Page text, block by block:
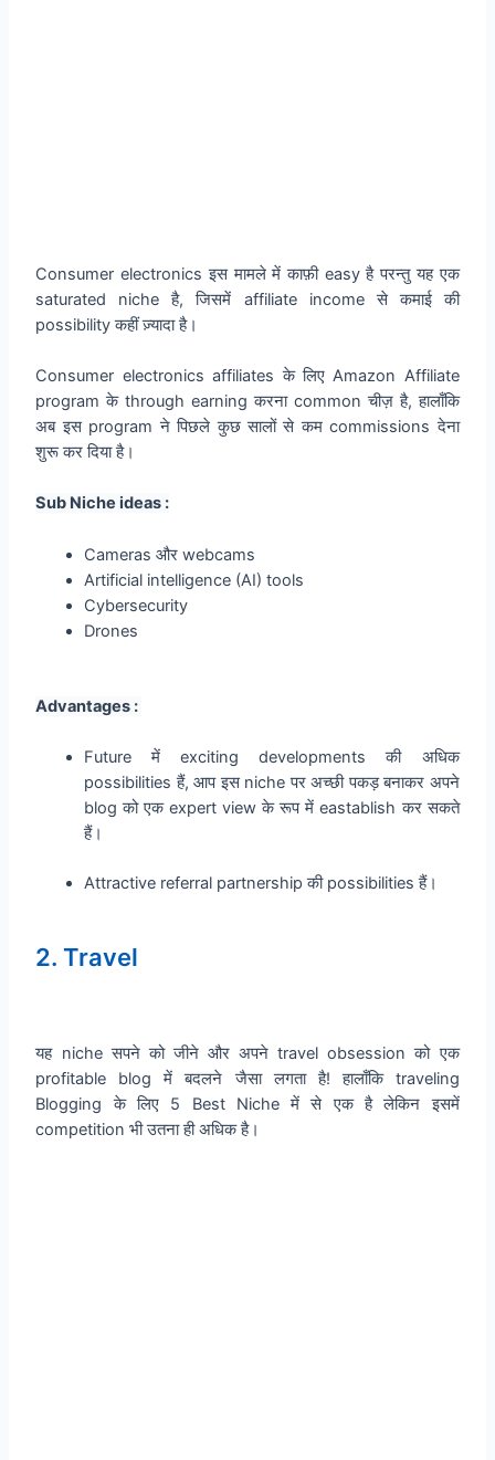
Consumer electronics इस मामले में काफ़ी easy है परन्तु यह एक
saturated niche है, जिसमें affiliate income से कमाई की
possibility कहीं ज़्यादा है।
Consumer electronics affiliates के लिए Amazon Affiliate
program के through earning करना common चीज़ है, हालाँकि
अब इस program ने पिछले कुछ सालों से कम commissions देना
शुरू कर दिया है।
Sub Niche ideas :
Cameras और webcams
Artificial intelligence (AI) tools
Cybersecurity
Drones
Advantages :
Future में exciting developments की अधिक
possibilities हैं, आप इस niche पर अच्छी पकड़ बनाकर अपने
blog को एक expert view के रूप में eastablish कर सकते
हैं।
Attractive referral partnership की possibilities हैं।
2. Travel
यह niche सपने को जीने और अपने travel obsession को एक
profitable blog में बदलने जैसा लगता है! हालाँकि traveling
Blogging के लिए 5 Best Niche में से एक है लेकिन इसमें
competition भी उतना ही अधिक है।